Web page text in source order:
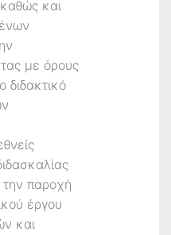
καθώς και
με όρους
διδακτικό
παροχή
έργου
και